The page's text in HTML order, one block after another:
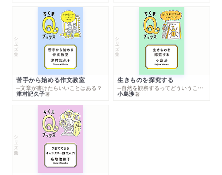
シリーズ・全集
苦手から始める作文教室
─文章が書けたらいいことはある？
津村記久子著
シリーズ・全集
生きものを探究する
─自然を観察するってどういうこと？
小島渉著
シリーズ・全集